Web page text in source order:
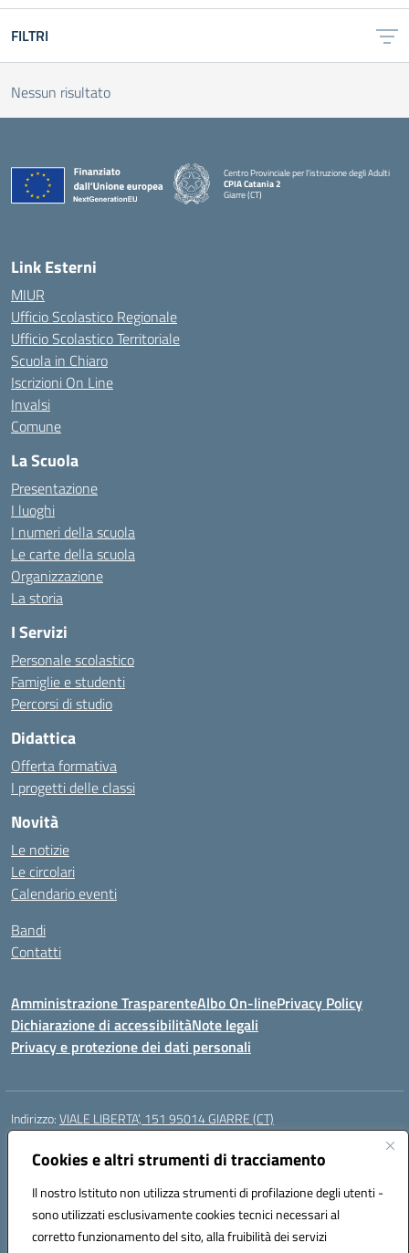
Cookies e altri strumenti di tracciamento
Il nostro Istituto non utilizza strumenti di profilazione degli utenti -
sono utilizzati esclusivamente cookies tecnici necessari al
corretto funzionamento del sito, alla fruibilità dei servizi
FILTRI
Nessun risultato
Centro Provinciale per l'istruzione degli Adulti
CPIA Catania 2
Giarre (CT)
Link Esterni
MIUR
Ufficio Scolastico Regionale
Ufficio Scolastico Territoriale
Scuola in Chiaro
Iscrizioni On Line
Invalsi
Comune
La Scuola
Presentazione
I luoghi
I numeri della scuola
Le carte della scuola
Organizzazione
La storia
I Servizi
Personale scolastico
Famiglie e studenti
Percorsi di studio
Didattica
Offerta formativa
I progetti delle classi
Novità
Le notizie
Le circolari
Calendario eventi
Bandi
Contatti
Amministrazione TrasparenteAlbo On-linePrivacy Policy
Dichiarazione di accessibilitàNote legali
Privacy e protezione dei dati personali
Indirizzo:VIALE LIBERTA’, 151 95014 GIARRE (CT)
Centralino:
Posta elettronica certificata (PEC):ctmm151004@pec.istruzione.it
Codice fiscale: 92032760875
Codice meccanografico:CTMM151004
Codice Indice delle Pubbliche Amministrazioni (IPA): cpiacd
Codice unico di fatturazione (CUF): UF783Q